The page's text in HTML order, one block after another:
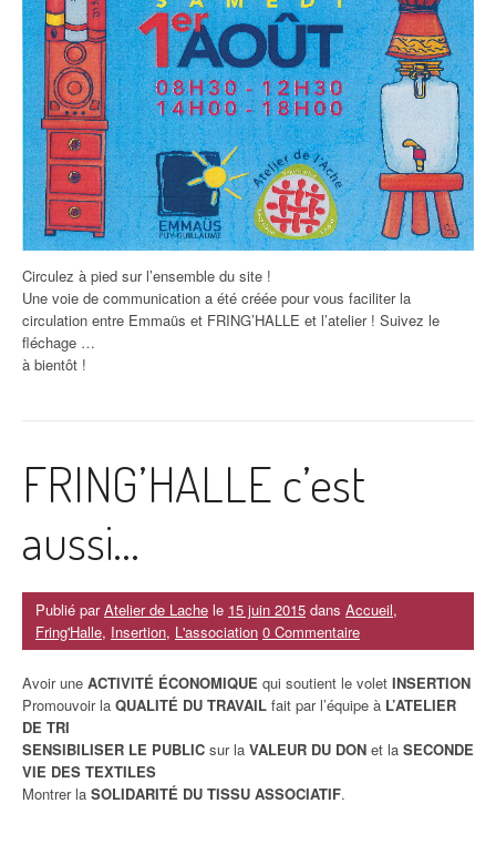
Circulez à pied sur l’ensemble du site !
Une voie de communication a été créée pour vous faciliter la
circulation entre Emmaüs et FRING’HALLE et l’atelier ! Suivez le
fléchage …
à bientôt !
FRING’HALLE c’est
aussi…
Publié parAtelier de Lache le 15 juin 2015 dans Accueil,
Fring'Halle, Insertion, L'association 0 Commentaire
Avoir une ACTIVITÉ ÉCONOMIQUE qui soutient le volet INSERTION
Promouvoir la QUALITÉ DU TRAVAIL fait par l’équipe à L’ATELIER
DE TRI
SENSIBILISER LE PUBLIC sur la VALEUR DU DON et la SECONDE
VIE DES TEXTILES
Montrer la SOLIDARITÉ DU TISSU ASSOCIATIF.